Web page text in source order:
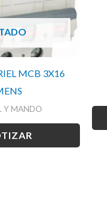
MCB 3X16
Y MANDO